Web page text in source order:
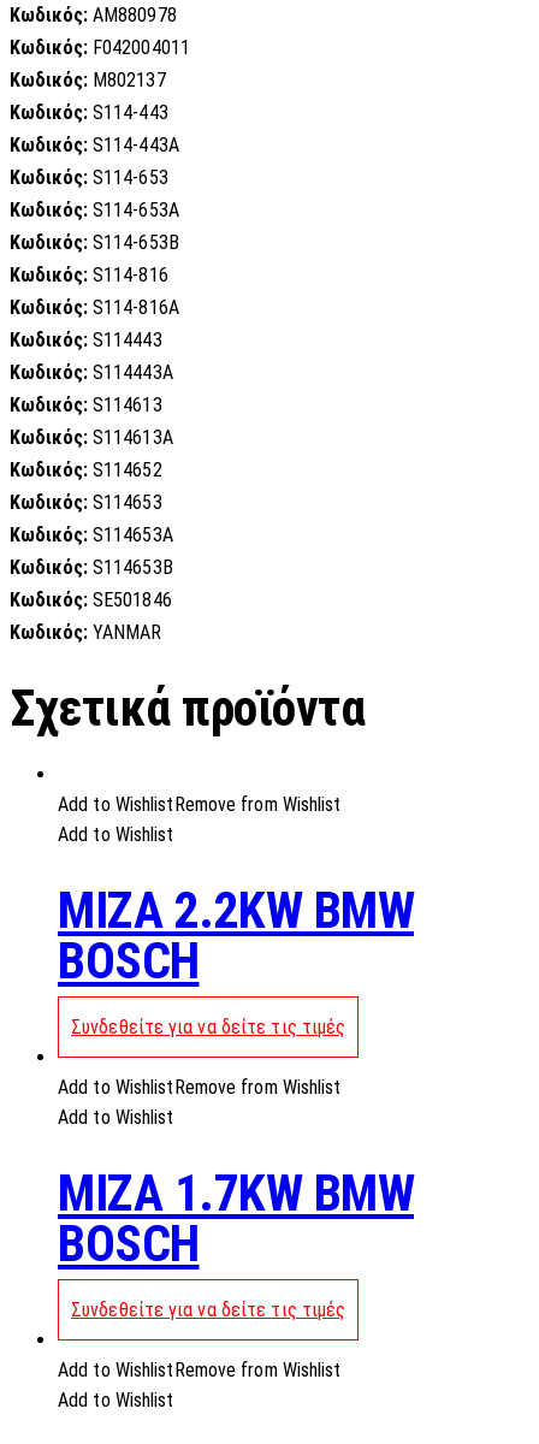
Κωδικός: AM880978
Κωδικός: F042004011
Κωδικός: M802137
Κωδικός: S114-443
Κωδικός: S114-443A
Κωδικός: S114-653
Κωδικός: S114-653A
Κωδικός: S114-653B
Κωδικός: S114-816
Κωδικός: S114-816A
Κωδικός: S114443
Κωδικός: S114443A
Κωδικός: S114613
Κωδικός: S114613A
Κωδικός: S114652
Κωδικός: S114653
Κωδικός: S114653A
Κωδικός: S114653B
Κωδικός: SE501846
Κωδικός: YANMAR
Σχετικά προϊόντα
Add to Wishlist Remove from Wishlist
Add to Wishlist
MIZA 2.2KW BMW
BOSCH
Συνδεθείτε για να δείτε τις τιμές
Add to Wishlist Remove from Wishlist
Add to Wishlist
MIZA 1.7KW BMW
BOSCH
Συνδεθείτε για να δείτε τις τιμές
Add to Wishlist Remove from Wishlist
Add to Wishlist